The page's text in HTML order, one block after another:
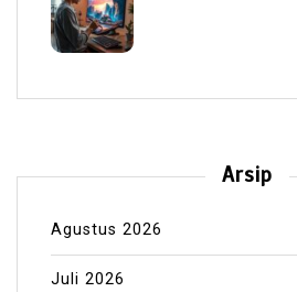
Arsip
Agustus 2026
Juli 2026